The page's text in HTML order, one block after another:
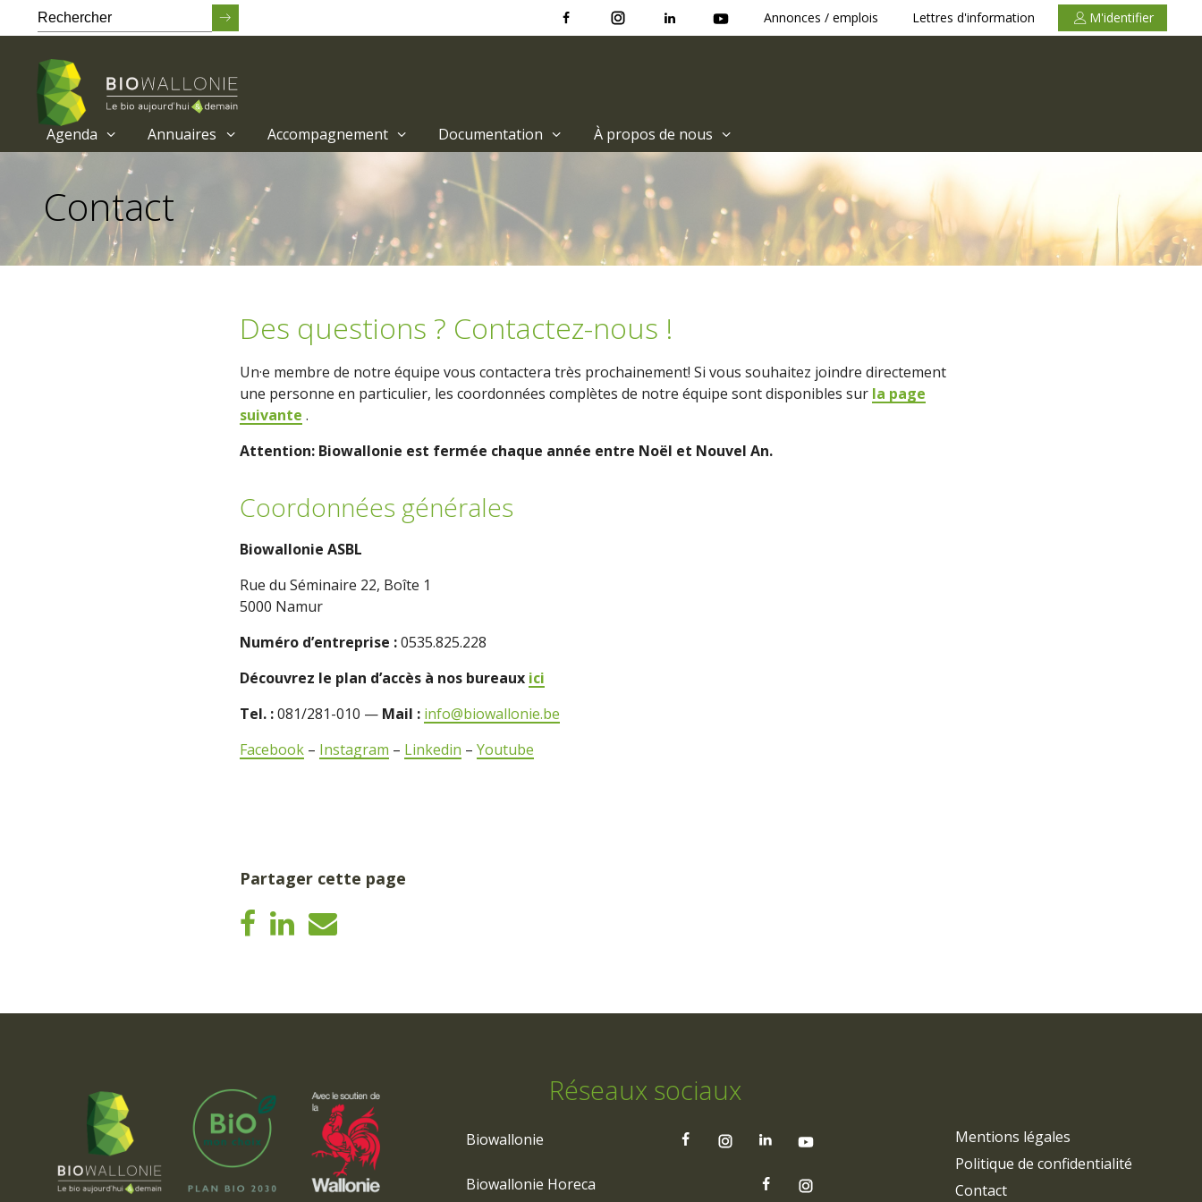
contenu
principal
Annonces / emplois Lettres d'information M'identifier
Agenda Annuaires Accompagnement Documentation À propos de nous
Contact
Des questions ? Contactez-nous !
Un·e membre de notre équipe vous contactera très prochainement! Si vous souhaitez joindre directement
une personne en particulier, les coordonnées complètes de notre équipe sont disponibles sur la page
suivante .
Attention: Biowallonie est fermée chaque année entre Noël et Nouvel An.
Coordonnées générales
Biowallonie ASBL
Rue du Séminaire 22, Boîte 1
5000 Namur
Numéro d’entreprise :0535.825.228
Découvrez le plan d’accès à nos bureaux ici
Tel. :081/281-010 — Mail : info@biowallonie.be
Facebook – Instagram – Linkedin – Youtube
Partager cette page
Réseaux sociaux
Biowallonie
Biowallonie Horeca
Mentions légales
Politique de confidentialité
Contact